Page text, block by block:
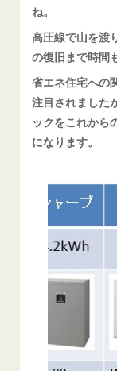
ね。
高圧線で山を渡
の復旧まで時間
省エネ住宅への
注目されました
ックをこれから
になります。